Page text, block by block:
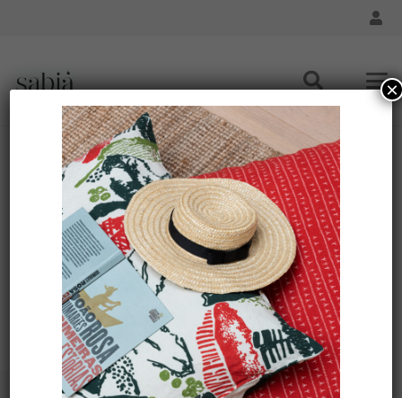
Panier
Accueil Panier
Votre panier est actuellement vide.
Retour à la boutique
×